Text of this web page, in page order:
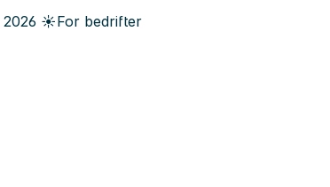
2026 ☀️For bedrifter